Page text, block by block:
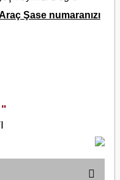
Şase numaranızı
"